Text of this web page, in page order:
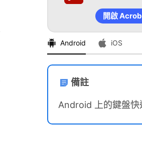
開啟
Android iOS
備註
Android 上的鍵盤